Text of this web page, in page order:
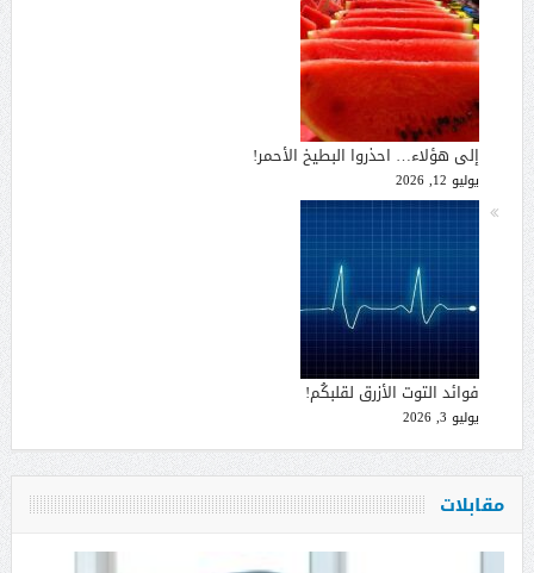
إلى هؤلاء… احذروا البطيخ الأحمر!
يوليو 12, 2026
فوائد التوت الأزرق لقلبكُم!
يوليو 3, 2026
مقابلات